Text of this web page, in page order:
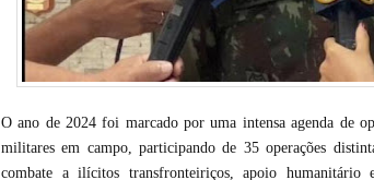
O ano de 2024 foi marcado por uma intensa agenda de
militares em campo, participando de 35 operações
combate a ilícitos transfronteiriços, apoio humanitário